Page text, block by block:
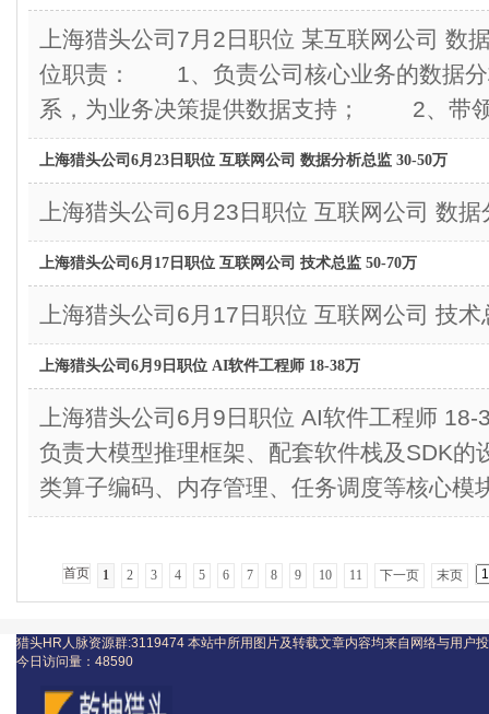
上海猎头公司7月2日职位 某互联网公司
位职责： 1、负责公司核心业务的数据分
系，为业务决策提供数据支持； 2、带领
上海猎头公司6月23日职位 互联网公司 数据分析总监 30-50万
上海猎头公司6月23日职位 互联网公司 数
上海猎头公司6月17日职位 互联网公司 技术总监 50-70万
上海猎头公司6月17日职位 互联网公司 技
上海猎头公司6月9日职位 AI软件工程师 18-38万
上海猎头公司6月9日职位 AI软件工程
负责大模型推理框架、配套软件栈及SDK的
类算子编码、内存管理、任务调度等核心模
首页 1 2 3 4 5 6 7 8 9 10 11 下一页 末页
猎头HR人脉资源群:3119474 本站中所用图片及转载文章内容均来自网络与用户
今日访问量： 48590